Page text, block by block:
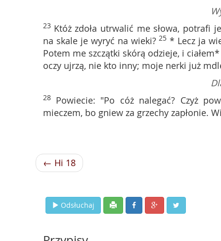
23 Któż zdoła utrwalić me słowa, potrafi
na skale je wyryć na wieki? 25 * Lecz ja
Potem me szczątki skórą odzieje, i
oczy ujrzą, nie kto inny; moje nerki już
28 Powiecie: "Po cóż nalegać? Czyż
mieczem, bo gniew za grzechy zapłonie.
← Hi 18
Odsłuchaj